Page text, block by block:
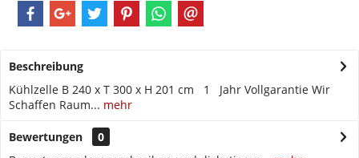
Beschreibung
Kühlzelle B 240 x T 300 x H 201 cm 1 Jahr Vollgarantie Wir
Schaffen Raum... mehr
Bewertungen
0